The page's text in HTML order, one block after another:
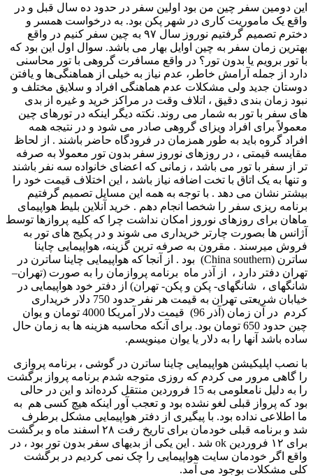
این دومین سفر چین من بود اولین سفر در حدود ده سال قبل و در
واقع یک ماموریت کاری در شهر پکن بود. به درخواست همسر و
دخترم تصمیم گرفتیم نوروز سال ۹۷ به چین سفر کنیم در واقع
بهترین زمان سفر به چین اوایل بهار می باشد. سوال اول این بود که
با تور برویم یا بدون تور؟ در واقع مسافرت گروهی با تور محاسنی
دارد از جمله آرامش خاطر، عدم نیاز به خیلی از هماهنگی‌ها و یافتن
دوستان جدید ولی مشکلات عدم هماهنگی افراد و سلایق مختلف و
نبود زمان بندی دقیق ، اتلاف وقت در مراکز خرید و غیره از بدی
های سفر با تور به شمار می­ روند. نکته دیگر اینکه در تورهای چین
معمولاً برای افراد ویزای گروهی صادر می شود و در نتیجه همه
افراد گروه باید به طور همزمان در فرودگاه حاضر باشند . از لحاظ
مقایسه قیمتی ، در روزهای نوروز سفر بدون تور معمولا به صرفه
تر از سفر با تور می باشد ، زمانی که اعضای خانواده سه نفر باشند
و تنها به یک اتاق با تخت اضافه نیاز باشد ، این اختلاف قیمت خود را
بیشتر نشان می­ دهد . با توجه به همه این مسایل تصمیم گرفتیم
برنامه ریزی سفر را شخصا انجام دهم . خرید آنلاین بلیط هواپیمای
ماهان برای روزهای نوروز امکان نداشت چرا که کلیه پروازها توسط
آژانس ها بصورت چارتر خریداری می شوند و در پکیج های تور به
فروش می­رسند . مقرون به صرفه ترین گزینه، هواپیمایی چاینا
ساترن (China southern) بود . از آنجا که هواپیمایی چاینا ساترن در
تهران دفتر دارد ، از آذر ماه برنامه پروازمان را به صورت (تهران–
شانگهای ، شانگهای- پکن و پکن- تهران) از دفتر خود هواپیمایی در
خیابان شریعتی تهران به قیمت هر نفر حدود 750 دلار خریداری
کردم در آن زمان (آذر 96) قیمت دلار آمریکا 4000 تومان و یوان
چین حدود 650 تومان بود. برای آنکه محاسبه هزینه ها به زمان حال
ساده باشد آنها را به دلار یا یوان مینویسم.
با نصب اپلیکیشن هواپیمایی چاینا ساترن در گوشی ، برنامه پروازی
را گاهی مرور می­ کردم که روزی متوجه شدم برنامه پرواز برگشت
را به دلیل نامعلومی به 15 فروردین منتقل کرده‌اند و این در حالی
بود که پرواز قبلی لغو نشده بود و تعجب آور اینکه هیچ کسی هم به
ما اطلاعی نداده بود. با پیگیری از دفتر هواپیمایی مشکل برطرف
شد و برنامه قبلی خودمان برای تاریخ رفت ۲۸ اسفند ماه و برگشت
برای ۱۲ فروردین ok شد . این یکی از بدیهای سفر بدون تور بود ، در
واقع اگر خودمان سایت هواپیمایی را چک نمی کردیم در برگشت
کلی مشکلات بوجود می آمد.